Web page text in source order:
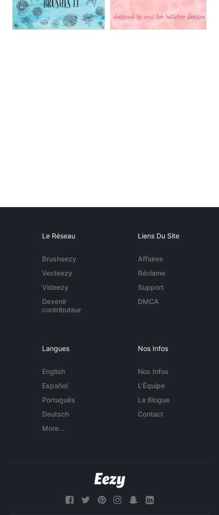
Le Réseau
Brusheezy
Vecteezy
Videezy
Devenir
contributeur
Liens Du Site
Affaires
Réclame
Support
DMCA
Langues
English
Español
Português
Deutsch
More...
Nos Infos
Nos Infos
L'Équipe
Le Blogue
Contact